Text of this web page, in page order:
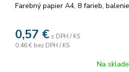
Farebný papier A4, 8 farieb,
0,57 € s DPH / KS
0,46 € bez DPH / KS
Na sklade